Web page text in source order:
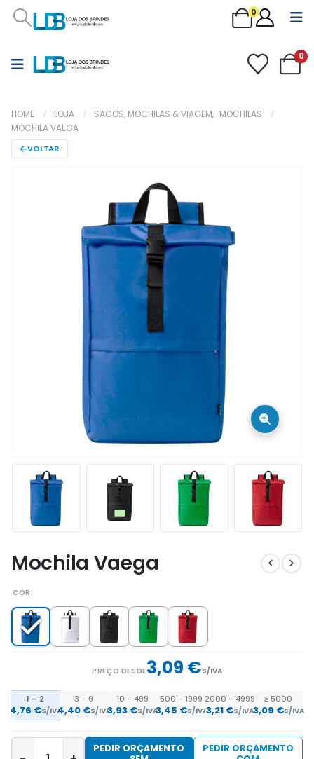
0
0
HOME LOJA SACOS, MOCHILAS & VIAGEM, MOCHILAS
MOCHILA VAEGA
VOLTAR
Mochila Vaega
COR
PREÇO DESDE3,09 €S/IVA
1 – 2
4,76 €S/IVA
3 – 9
4,40 €S/IVA
10 – 499
3,93 €S/IVA
500 – 1999
3,45 €S/IVA
2000 – 4999
3,21 €S/IVA
≥ 5000
3,09 €S/IVA
PEDIR ORÇAMENTO
PEDIR ORÇAMENTO